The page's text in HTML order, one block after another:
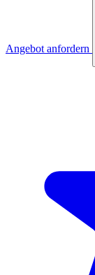
Angebot anfordern